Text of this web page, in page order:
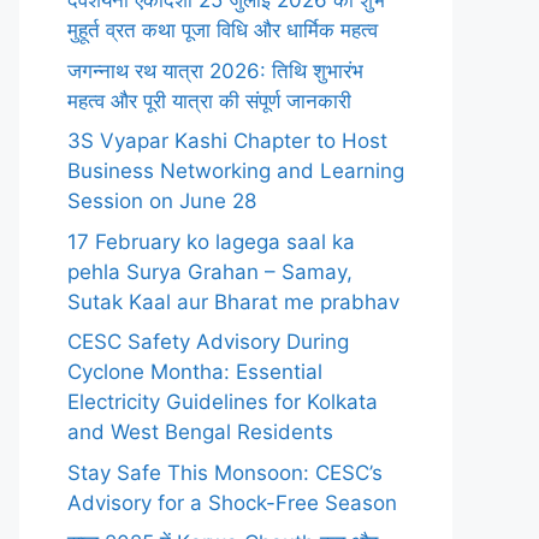
मुहूर्त व्रत कथा पूजा विधि और धार्मिक महत्व
जगन्नाथ रथ यात्रा 2026: तिथि शुभारंभ
महत्व और पूरी यात्रा की संपूर्ण जानकारी
3S Vyapar Kashi Chapter to Host
Business Networking and Learning
Session on June 28
17 February ko lagega saal ka
pehla Surya Grahan – Samay,
Sutak Kaal aur Bharat me prabhav
CESC Safety Advisory During
Cyclone Montha: Essential
Electricity Guidelines for Kolkata
and West Bengal Residents
Stay Safe This Monsoon: CESC’s
Advisory for a Shock-Free Season